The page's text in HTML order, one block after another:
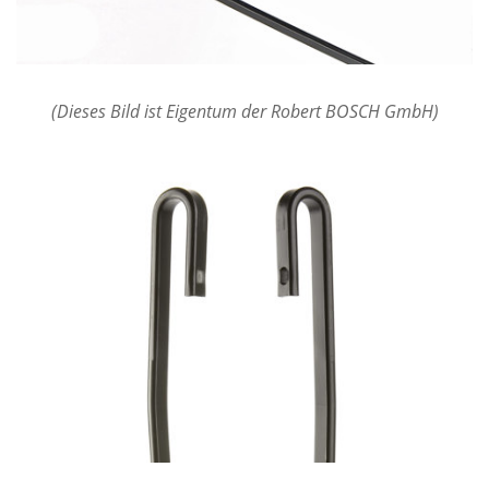
(Dieses Bild ist Eigentum der Robert BOSCH GmbH)